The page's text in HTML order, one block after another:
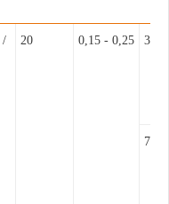
/
20 0,15 - 0,25 30
70